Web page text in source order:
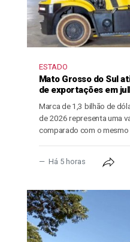
ESTADO
Mato Grosso do Sul
de exportações em
Marca de 1,3 bilhão de
de 2026 representa uma
comparado com o
Há 5 horas